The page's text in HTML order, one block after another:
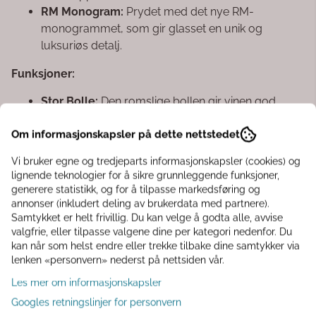
RM Monogram: Prydet med det nye RM-
monogrammet, som gir glasset en unik og
luksuriøs detalj.
Funksjoner:
Stor Bolle:Den romslige bollen gir vinen god
frigjøre og fremheve vinens aromaer og smaker.
sjekke om vinen har en 'god nese', altså å vurdere
vinens aroma.
Bruksområder:
Rødvin:Perfekt for servering av rødvin, der
glassets form hjelper med å fremheve vinens
komplekse smaker og aromaer.
Kan også brukes til servering av
hvitvin eller rosévin, selv om det er spesielt
Om informasjonskapsler på dette nettstedet
Vi bruker egne og tredjeparts informasjonskapsler (cookies) og
lignende teknologier for å sikre grunnleggende funksjoner,
generere statistikk, og for å tilpasse markedsføring og
annonser (inkludert deling av brukerdata med partnere).
Samtykket er helt frivillig. Du kan velge å godta alle, avvise
valgfrie, eller tilpasse valgene dine per kategori nedenfor. Du
kan når som helst endre eller trekke tilbake dine samtykker via
lenken «personvern» nederst på nettsiden vår.
Les mer om informasjonskapsler
Googles retningslinjer for personvern